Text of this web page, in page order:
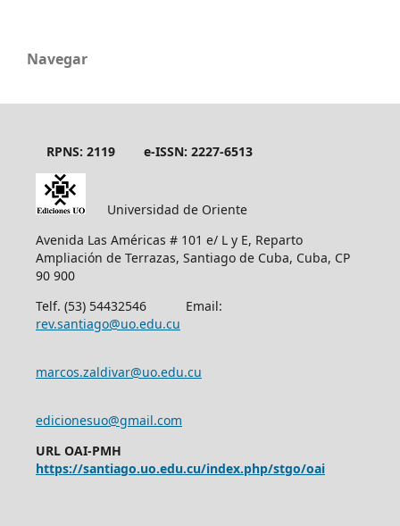
Navegar
RPNS: 2119 e-ISSN: 2227-6513
Universidad de Oriente
Avenida Las Américas # 101 e/ L y E, Reparto
Ampliación de Terrazas, Santiago de Cuba, Cuba, CP
90 900
Telf. (53) 54432546 Email:
rev.santiago@uo.edu.cu
marcos.zaldivar@uo.edu.cu
edicionesuo@gmail.com
URL OAI-PMH
https://santiago.uo.edu.cu/index.php/stgo/oai